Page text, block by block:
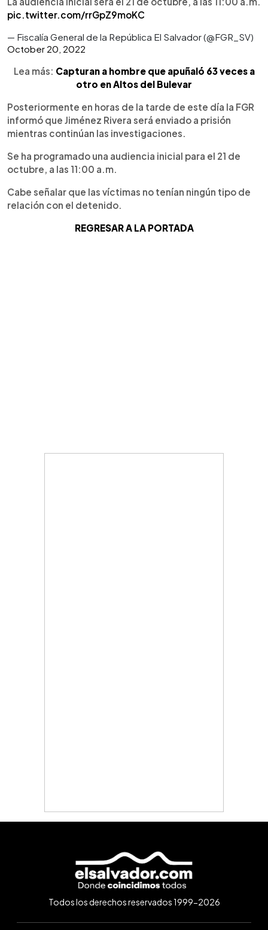
pic.twitter.com/rrGpZ9moKC
— Fiscalía General de la República El Salvador (@FGR_SV)
October 20, 2022
Lea más: Capturan a hombre que apuñaló 63 veces a
otro en Altos del Bulevar
Posteriormente en horas de la tarde de este día la FGR
informó que Jiménez Rivera será enviado a prisión
mientras continúan las investigaciones.
Se ha programado una audiencia inicial para el 21 de
octubre, a las 11:00 a.m.
Cabe señalar que las víctimas no tenían ningún tipo de
relación con el detenido.
REGRESAR A LA PORTADA
Todos los derechos reservados 1999-2026